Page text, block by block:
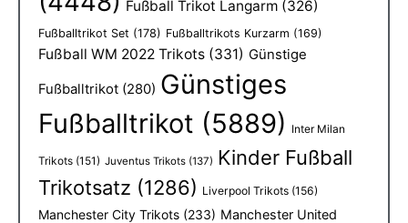
Fußball Trikot Langarm (326)
Fußballtrikot Set (178) Fußballtrikots Kurzarm (169)
Fußball WM 2022 Trikots (331) Günstige
Fußballtrikot (280) Günstiges
Fußballtrikot (5889) Inter Milan
Trikots (151) Juventus Trikots (137) Kinder Fußball
Trikotsatz (1286) Liverpool Trikots (156)
Manchester City Trikots (233) Manchester United